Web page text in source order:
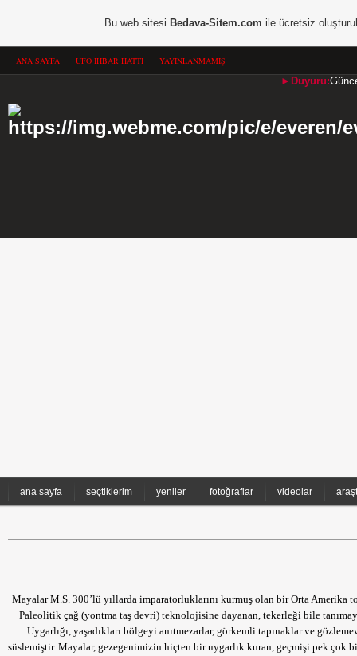
ANA SAYFA UFO İHBAR HATTI YAYINLANMAMIŞ
►Duyuru:
ana sayfa seçtiklerim yeniler fotoğraflar videolar
Mayalar M.S. 300’lü yıllarda imparatorluklarını kurmuş olan bir Orta Amerika
Paleolitik çağ (yontma taş devri) teknolojisine dayanan, tekerleği bile
Uygarlığı, yaşadıkları bölgeyi anıtmezarlar, görkemli tapınaklar ve
süslemiştir. Mayalar, gezegenimizin hiçten bir uygarlık kuran, geçmişi pek çok
Bu web sitesi Bedava-Sitem.com ile ücretsiz